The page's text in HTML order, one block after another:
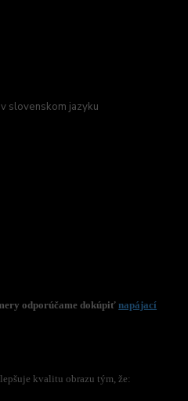
slovenskom jazyku
odporúčame dokúpiťnapájací
kvalitu obrazu tým, že: